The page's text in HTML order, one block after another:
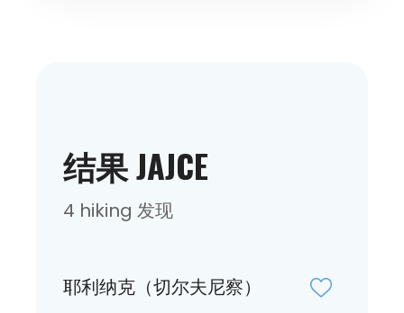
结果 JAJCE
4 hiking 发现
耶利纳克（切尔夫尼察）